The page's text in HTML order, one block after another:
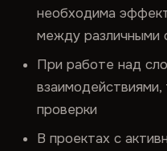
необходима
между различными
При работе над
проверки
В проектах с